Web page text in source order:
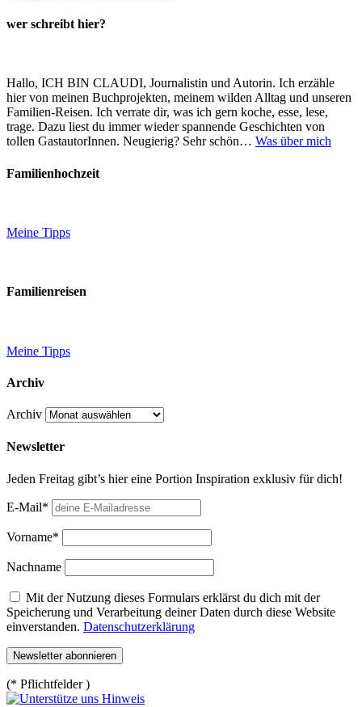
wer schreibt hier?
Hallo, ICH BIN CLAUDI, Journalistin und Autorin. Ich erzähle
hier von meinen Buchprojekten, meinem wilden Alltag und unseren
Familien-Reisen. Ich verrate dir, was ich gern koche, esse, lese,
trage. Dazu liest du immer wieder spannende Geschichten von
tollen GastautorInnen. Neugierig? Sehr schön… Was über mich
Familienhochzeit
Meine Tipps
Familienreisen
Meine Tipps
Archiv
Archiv
Newsletter
Jeden Freitag gibt’s hier eine Portion Inspiration exklusiv für dich!
E-Mail*
Vorname*
Nachname
Mit der Nutzung dieses Formulars erklärst du dich mit der
Speicherung und Verarbeitung deiner Daten durch diese Website
einverstanden. Datenschutzerklärung
(* Pflichtfelder )